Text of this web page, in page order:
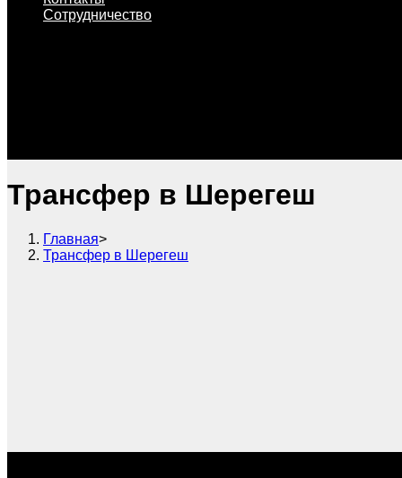
Сотрудничество
Трансфер в Шерегеш
Главная>
Трансфер в Шерегеш